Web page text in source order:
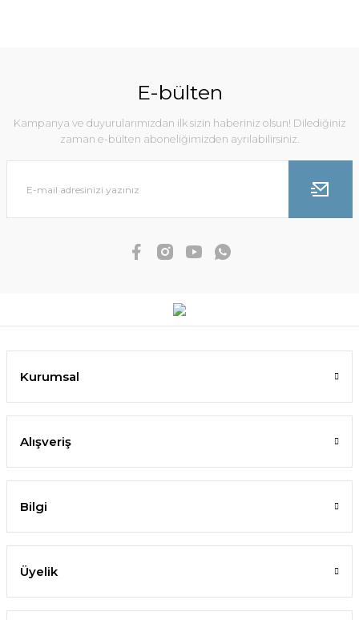
E-bülten
Kampanya ve duyurularımızdan ilk sizin haberiniz olsun! Dilediğiniz
zaman e-bülten aboneliğimizden ayrılabilirsiniz.
Kurumsal
Alışveriş
Bilgi
Üyelik